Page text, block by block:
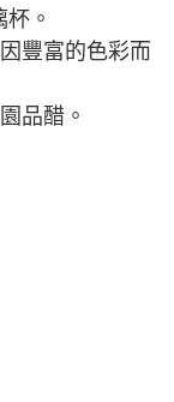
。
豐富的色彩而
品醋。